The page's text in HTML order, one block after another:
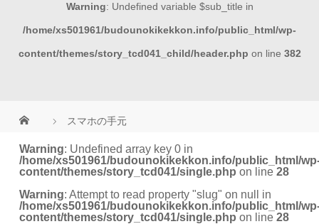
Warning: Undefined variable $sub_title in
/home/xs501961/budounokikekkon.info/public_html/wp-
content/themes/story_tcd041_child/header.php on line 382
スマホの手元
Warning: Undefined array key 0 in
/home/xs501961/budounokikekkon.info/public_html/
content/themes/story_tcd041/single.php on line28
Warning: Attempt to read property "slug" on null in
/home/xs501961/budounokikekkon.info/public_html/
content/themes/story_tcd041/single.php on line28